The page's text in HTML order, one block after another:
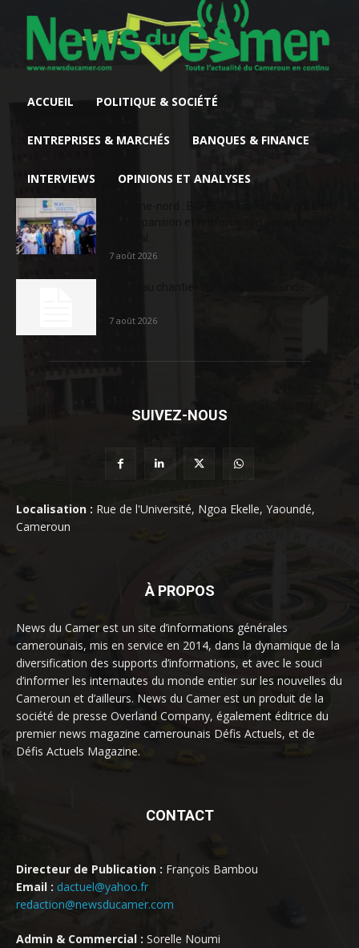
ACCUEIL POLITIQUE & SOCIÉTÉ
ENTREPRISES & MARCHÉS BANQUES & FINANCE
INTERVIEWS OPINIONS ET ANALYSES
7 août 2026
7 août 2026
SUIVEZ-NOUS
Localisation : Rue de l'Université, Ngoa Ekelle, Yaoundé,
Cameroun
À PROPOS
News du Camer est un site d’informations générales
camerounais, mis en service en 2014, dans la dynamique de la
diversification des supports d’informations, et avec le souci
d’informer les internautes du monde entier sur les nouvelles du
Cameroun et d’ailleurs. News du Camer est un produit de la
société de presse Overland Company, également éditrice du
premier news magazine camerounais Défis Actuels, et de
Défis Actuels Magazine.
CONTACT
Directeur de Publication : François Bambou
Email : dactuel@yahoo.fr
redaction@newsducamer.com
Admin & Commercial : Sorelle Noumi